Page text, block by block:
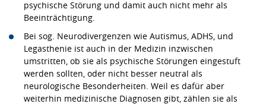
psychische Störung und damit auch nicht mehr als
Beeinträchtigung.
Bei sog. Neurodivergenzen wie Autismus, ADHS, und
Legasthenie ist auch in der Medizin inzwischen
umstritten, ob sie als psychische Störungen eingestuft
werden sollten, oder nicht besser neutral als
neurologische Besonderheiten. Weil es dafür aber
weiterhin medizinische Diagnosen gibt, zählen sie als